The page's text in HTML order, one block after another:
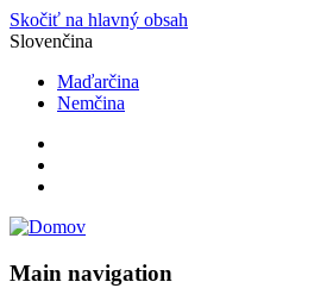
Skočiť na hlavný obsah
Slovenčina
Maďarčina
Nemčina
Main navigation